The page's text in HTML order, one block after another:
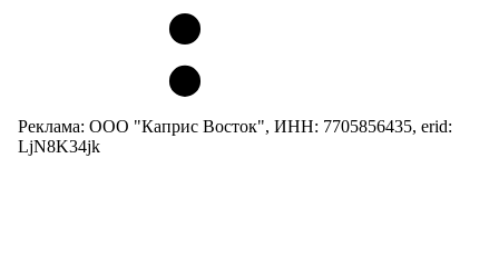
Реклама: ООО "Каприс Восток", ИНН: 7705856435, erid:
LjN8K34jk